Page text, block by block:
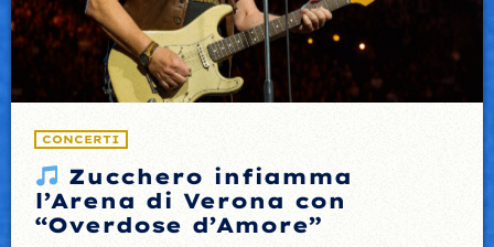
CONCERTI
Zucchero infiamma
l’Arena di Verona con
“Overdose d’Amore”